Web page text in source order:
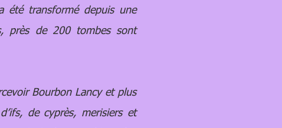
transformé depuis une
près de 200 tombes sont
Bourbon Lancy et plus
de cyprès, merisiers et